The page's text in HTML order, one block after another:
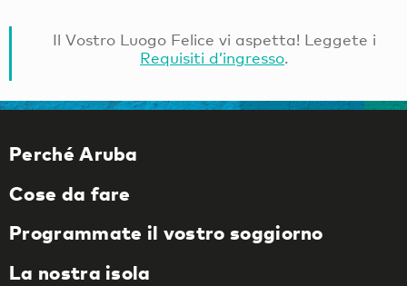
Il Vostro Luogo Felice vi aspetta! Leggete i
Requisiti d’ingresso.
Perché Aruba
Cose da fare
Programmate il vostro soggiorno
La nostra isola